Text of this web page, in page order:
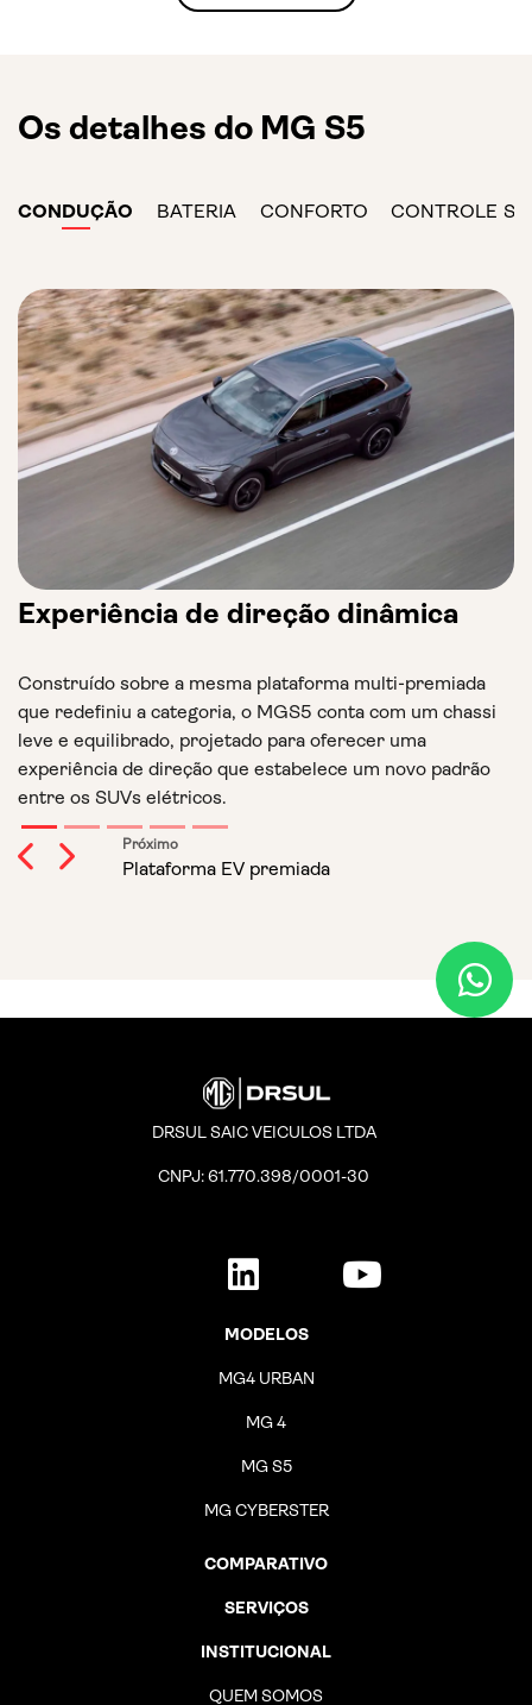
Os detalhes do MG S5
CONDUÇÃO BATERIA CONFORTO CONTROLE
Experiência de direção dinâmica
Construído sobre a mesma plataforma multi-premiada
que redefiniu a categoria, o MGS5 conta com um chassi
leve e equilibrado, projetado para oferecer uma
experiência de direção que estabelece um novo padrão
entre os SUVs elétricos.
PreviousNext
DRSUL SAIC VEICULOS LTDA
CNPJ: 61.770.398/0001-30
MODELOS
MG4 URBAN
MG 4
MG S5
MG CYBERSTER
COMPARATIVO
SERVIÇOS
INSTITUCIONAL
QUEM SOMOS